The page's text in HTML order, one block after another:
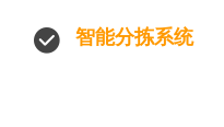
智能分拣系统